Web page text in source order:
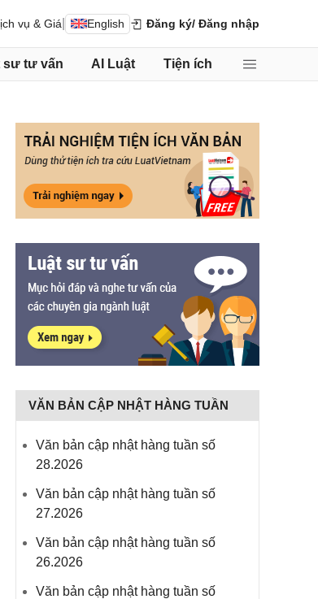
vụ & Giá English Đăng ký/ Đăng nhập
sư tư vấn AI Luật Tiện ích
VĂN BẢN CẬP NHẬT HÀNG TUẦN
Văn bản cập nhật hàng tuần số
28.2026
Văn bản cập nhật hàng tuần số
27.2026
Văn bản cập nhật hàng tuần số
26.2026
Văn bản cập nhật hàng tuần số